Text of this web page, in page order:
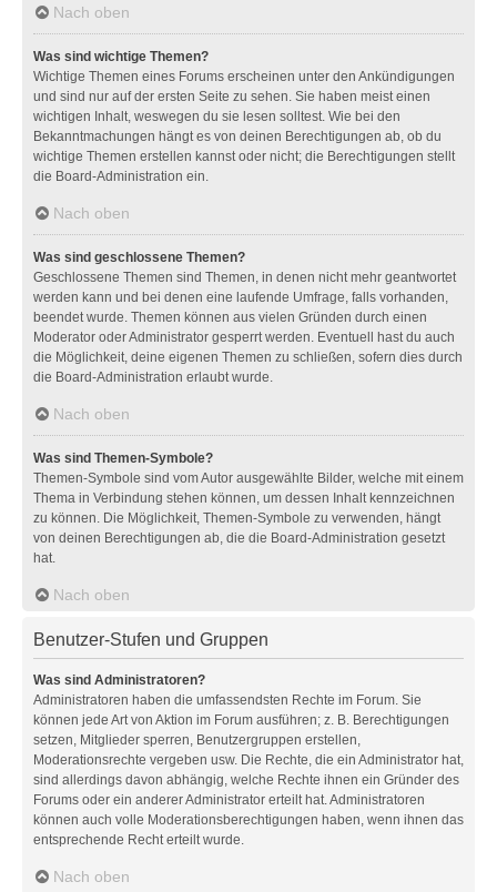
Nach oben
Was sind wichtige Themen?
Wichtige Themen eines Forums erscheinen unter den Ankündigungen
und sind nur auf der ersten Seite zu sehen. Sie haben meist einen
wichtigen Inhalt, weswegen du sie lesen solltest. Wie bei den
Bekanntmachungen hängt es von deinen Berechtigungen ab, ob du
wichtige Themen erstellen kannst oder nicht; die Berechtigungen stellt
die Board-Administration ein.
Nach oben
Was sind geschlossene Themen?
Geschlossene Themen sind Themen, in denen nicht mehr geantwortet
werden kann und bei denen eine laufende Umfrage, falls vorhanden,
beendet wurde. Themen können aus vielen Gründen durch einen
Moderator oder Administrator gesperrt werden. Eventuell hast du auch
die Möglichkeit, deine eigenen Themen zu schließen, sofern dies durch
die Board-Administration erlaubt wurde.
Nach oben
Was sind Themen-Symbole?
Themen-Symbole sind vom Autor ausgewählte Bilder, welche mit einem
Thema in Verbindung stehen können, um dessen Inhalt kennzeichnen
zu können. Die Möglichkeit, Themen-Symbole zu verwenden, hängt
von deinen Berechtigungen ab, die die Board-Administration gesetzt
hat.
Nach oben
Benutzer-Stufen und Gruppen
Was sind Administratoren?
Administratoren haben die umfassendsten Rechte im Forum. Sie
können jede Art von Aktion im Forum ausführen; z. B. Berechtigungen
setzen, Mitglieder sperren, Benutzergruppen erstellen,
Moderationsrechte vergeben usw. Die Rechte, die ein Administrator hat,
sind allerdings davon abhängig, welche Rechte ihnen ein Gründer des
Forums oder ein anderer Administrator erteilt hat. Administratoren
können auch volle Moderationsberechtigungen haben, wenn ihnen das
entsprechende Recht erteilt wurde.
Nach oben